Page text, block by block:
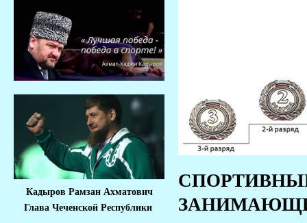
Кадыров Рамзан Ахматович
Глава Чеченской Республики